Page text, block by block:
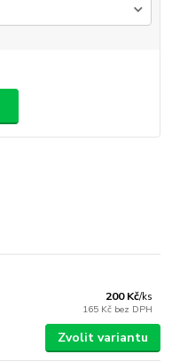
200 Kč/ks
165 Kč bez DPH
Zvolit variantu